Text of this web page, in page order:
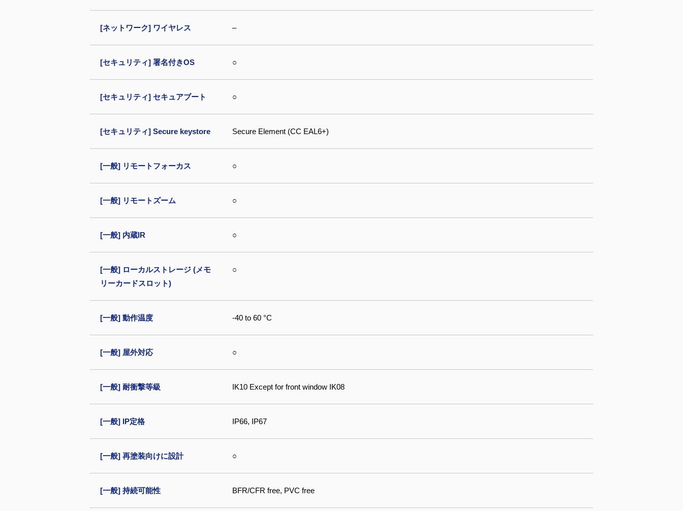
[ネットワーク] ワイヤレス –
[セキュリティ] 署名付きOS ○
[セキュリティ] セキュアブート ○
[セキュリティ] Secure keystore Secure Element (CC EAL6+)
[一般] リモートフォーカス ○
[一般] リモートズーム ○
[一般] 内蔵IR ○
[一般] ローカルストレージ (メモ
リーカードスロット)
○
[一般] 動作温度 -40 to 60 °C
[一般] 屋外対応 ○
[一般] 耐衝撃等級 IK10 Except for front window IK08
[一般] IP定格 IP66, IP67
[一般] 再塗装向けに設計 ○
[一般] 持続可能性 BFR/CFR free, PVC free